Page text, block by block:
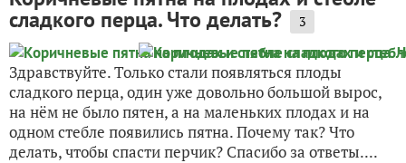
сладкого перца. Что делать? 3
Здравствуйте. Только стали появляться плоды
сладкого перца, один уже довольно большой вырос,
на нём не было пятен, а на маленьких плодах и на
одном стебле появились пятна. Почему так? Что
делать, чтобы спасти перчик? Спасибо за ответы....